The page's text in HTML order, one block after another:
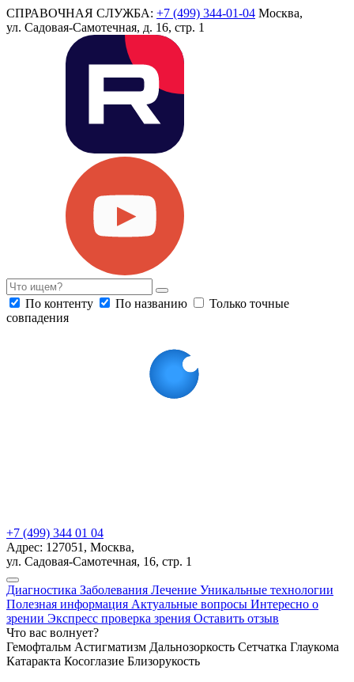
СПРАВОЧНАЯ СЛУЖБА: +7 (499) 344-01-04 Москва,
ул. Садовая-Самотечная, д. 16, стр. 1
По контенту По названию
Только точные
совпадения
+7 (499) 344 01 04
Адрес: 127051, Москва,
ул. Садовая-Самотечная, 16, стр. 1
Диагностика Заболевания Лечение Уникальные технологии
Полезная информация Актуальные вопросы Интересно о
зрении Экспресс проверка зрения Оставить отзыв
Что вас волнует?
Гемофтальм Астигматизм Дальнозоркость Сетчатка Глаукома
Катаракта Косоглазие Близорукость